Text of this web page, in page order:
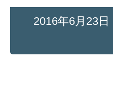
2016年6月23日 |